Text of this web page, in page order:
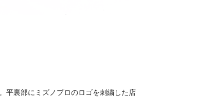
平裏部にミズノプロのロゴを刺繍した店